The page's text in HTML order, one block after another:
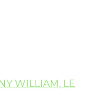
WILLIAM, LE